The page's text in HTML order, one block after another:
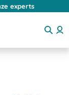
experts